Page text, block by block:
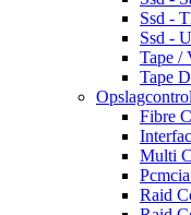
Ssd -
Ssd -
Tape /
Tape
Fibre
Multi
Raid